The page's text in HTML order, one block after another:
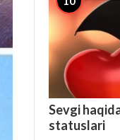
Sevgi
statuslari